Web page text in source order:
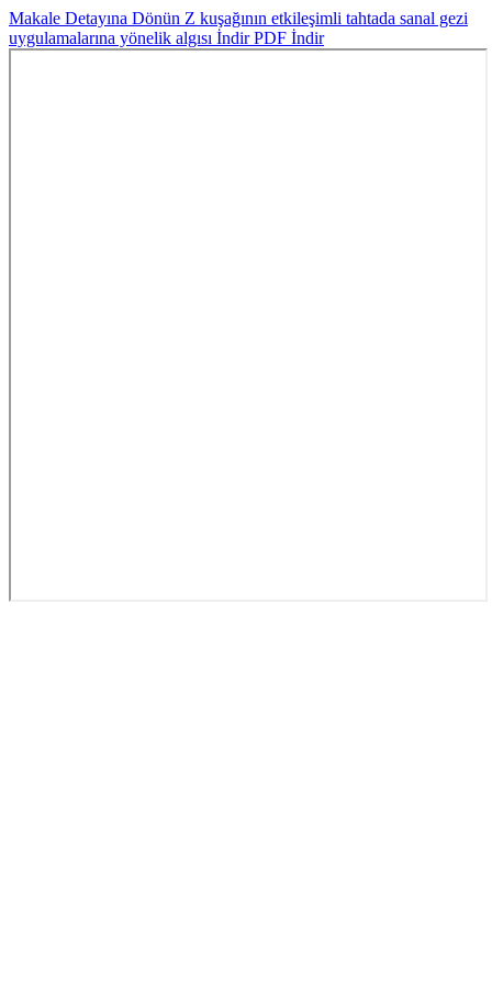
Makale Detayına Dönün Z kuşağının etkileşimli tahtada sanal gezi
uygulamalarına yönelik algısı İndirPDF İndir